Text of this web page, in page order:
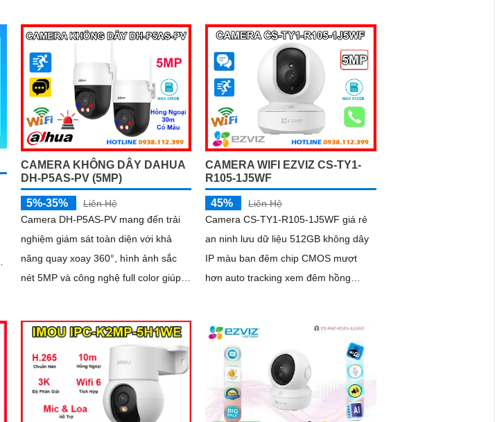
CAMERA KHÔNG DÂY DAHUA
DH-P5AS-PV (5MP)
5%-35%
Liên Hệ
Camera DH-P5AS-PV mang đến trải
nghiệm giám sát toàn diện với khả
năng quay xoay 360°, hình ảnh sắc
nét 5MP và công nghệ full color giúp
tầm nhìn hồng ngoại 30m, khe thẻ
nhớ đến 256GB cùng chuẩn chống
nước IP66 camera hoạt động ổn định
trong mọi điều kiện
CAMERA WIFI EZVIZ CS-TY1-
R105-1J5WF
45%
Liên Hệ
Camera CS-TY1-R105-1J5WF giá rẻ
an ninh lưu dữ liệu 512GB không dây
IP màu ban đêm chip CMOS mượt
hơn auto tracking xem đêm hồng